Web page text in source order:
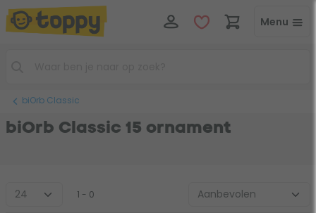
Menu
biOrb Classic
biOrb Classic 15 ornament
1 - 0